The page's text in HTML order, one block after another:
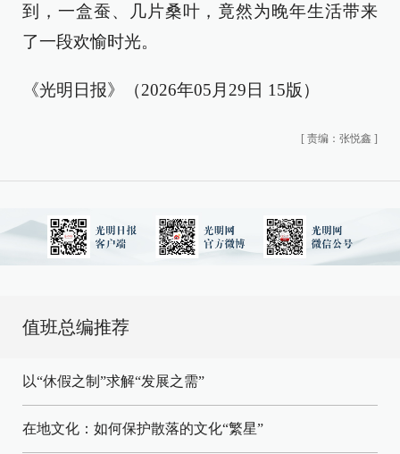
到，一盒蚕、几片桑叶，竟然为晚年生活带来
了一段欢愉时光。
《光明日报》（2026年05月29日 15版）
[ 责编：张悦鑫 ]
值班总编推荐
以“休假之制”求解“发展之需”
在地文化：如何保护散落的文化“繁星”